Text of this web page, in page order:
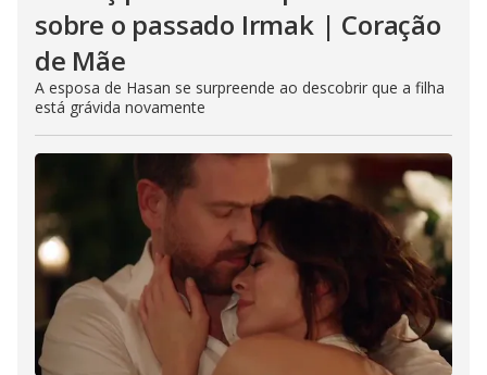
sobre o passado Irmak | Coração
de Mãe
A esposa de Hasan se surpreende ao descobrir que a filha
está grávida novamente